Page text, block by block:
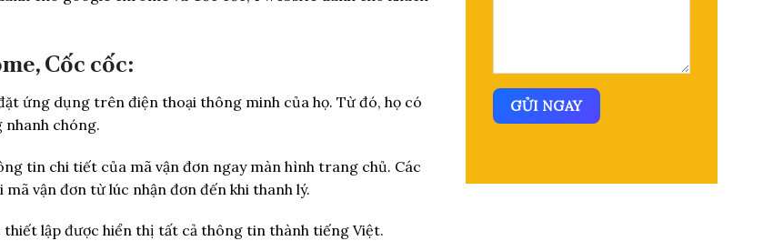
Cốc cốc:
ứng dụng trên điện thoại thông minh của họ. Từ đó, họ có
nhanh chóng.
tin chi tiết của mã vận đơn ngay màn hình trang chủ. Các
vận đơn từ lúc nhận đơn đến khi thanh lý.
lập được hiển thị tất cả thông tin thành tiếng Việt.